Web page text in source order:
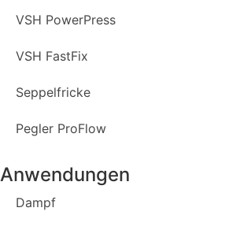
VSH PowerPress
VSH FastFix
Seppelfricke
Pegler ProFlow
Anwendungen
Dampf